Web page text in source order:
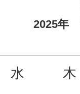
2025年
水 木